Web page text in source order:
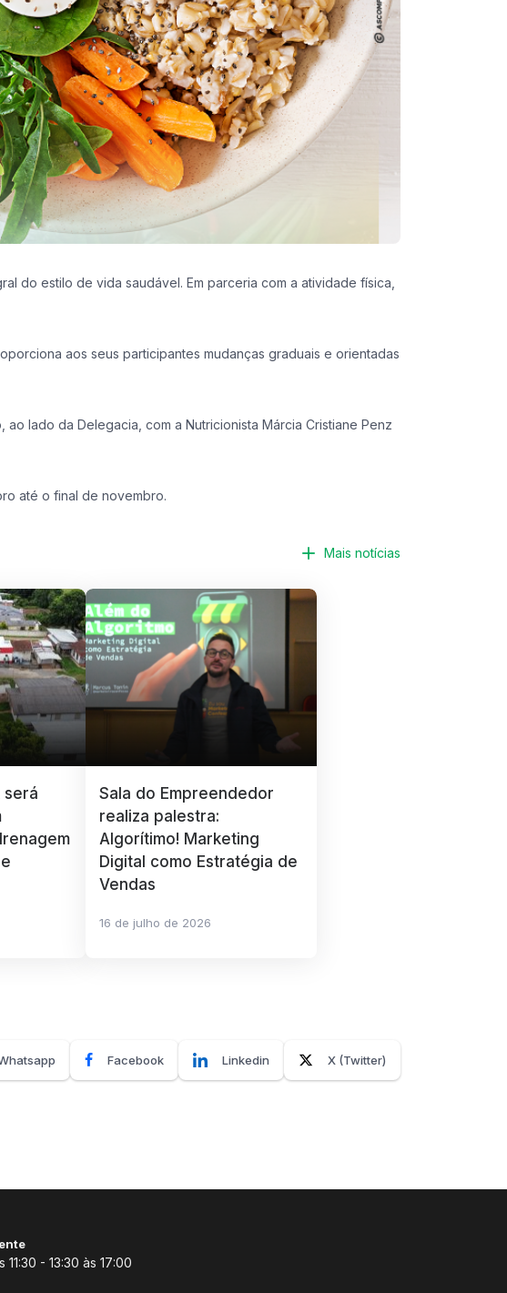
do estilo de vida saudável. Em parceria com a atividade física,
aos seus participantes mudanças graduais e orientadas
lado da Delegacia, com a Nutricionista Márcia Cristiane Penz
até o final de novembro.
Mais notícias
será
Sala do Empreendedor
realiza palestra:
Algorítimo! Marketing
Digital como Estratégia de
Vendas
16 de julho de 2026
Facebook Linkedin X (Twitter)
11:30 - 13:30 às 17:00